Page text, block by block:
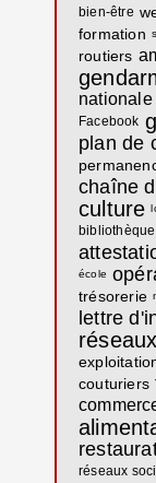
bien-être
formation
routiers
nationale
Facebook
plan de
chaîne
culture
bibliothèque
école
trésorerie
lettre
couturiers
réseaux